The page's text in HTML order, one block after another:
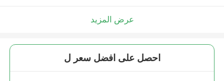
عرض المزيد
احصل على افضل سعر ل